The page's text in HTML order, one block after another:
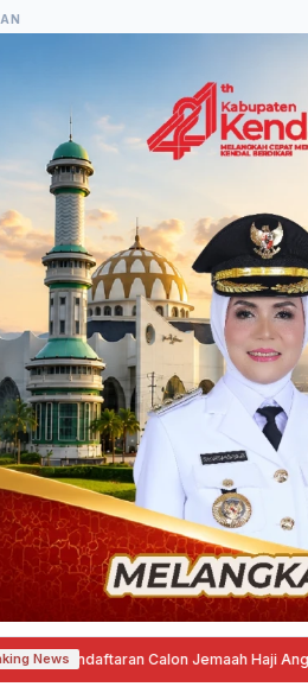
News Calon Jemaah Haji Angkatan 21